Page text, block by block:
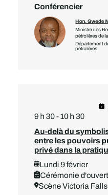
Conférencier
Hon. Gwede
Ministre des
pétrolières de
Département
pétrolières
9 h 30 - 10 h 30
Au-delà du
entre les pouvoirs
privé dans la
Lundi 9 février
Cérémonie
Scène Victoria